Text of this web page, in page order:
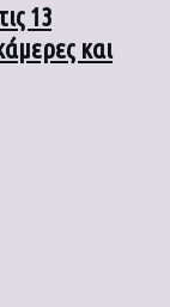
13
και